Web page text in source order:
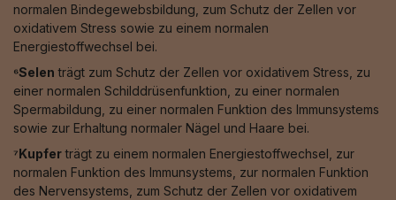
normalen Bindegewebsbildung, zum Schutz der Zellen vor
oxidativem Stress sowie zu einem normalen
Energiestoffwechsel bei.
⁶Selen trägt zum Schutz der Zellen vor oxidativem Stress, zu
einer normalen Schilddrüsenfunktion, zu einer normalen
Spermabildung, zu einer normalen Funktion des Immunsystems
sowie zur Erhaltung normaler Nägel und Haare bei.
⁷Kupferträgt zu einem normalen Energiestoffwechsel, zur
normalen Funktion des Immunsystems, zur normalen Funktion
des Nervensystems, zum Schutz der Zellen vor oxidativem